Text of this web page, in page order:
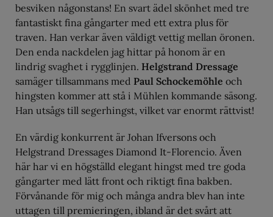
besviken någonstans! En svart ädel skönhet med tre
fantastiskt fina gångarter med ett extra plus för
traven. Han verkar även väldigt vettig mellan öronen.
Den enda nackdelen jag hittar på honom är en
lindrig svaghet i rygglinjen. Helgstrand Dressage
samäger tillsammans med Paul Schockemöhle och
hingsten kommer att stå i Mühlen kommande säsong.
Han utsågs till segerhingst, vilket var enormt rättvist!
En värdig konkurrent är Johan Ifversons och
Helgstrand Dressages Diamond It-Florencio. Även
här har vi en högställd elegant hingst med tre goda
gångarter med lätt front och riktigt fina bakben.
Förvånande för mig och många andra blev han inte
uttagen till premieringen, ibland är det svårt att